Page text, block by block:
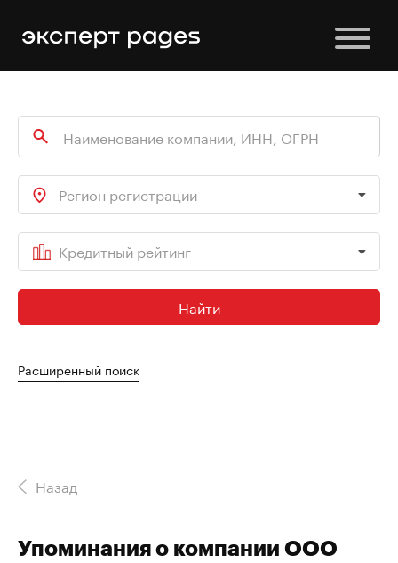
Регион регистрации
Кредитный рейтинг
Найти
Расширенный поиск
Назад
Упоминания о компании ООО